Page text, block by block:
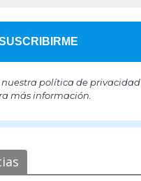
nuestra política de privacidad
más información.